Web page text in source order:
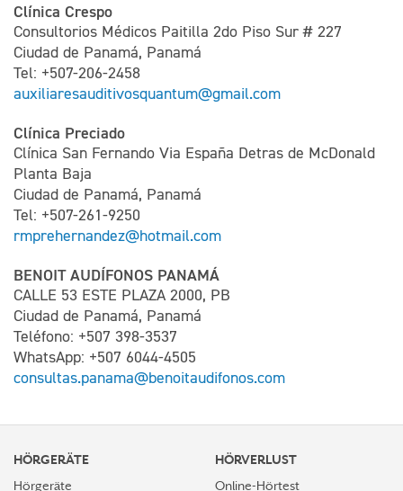
Clínica Crespo
Consultorios Médicos Paitilla 2do Piso Sur # 227
Ciudad de Panamá, Panamá
Tel: +507-206-2458
auxiliaresauditivosquantum@gmail.com
Clínica Preciado
Clínica San Fernando Via España Detras de McDonald
Planta Baja
Ciudad de Panamá, Panamá
Tel: +507-261-9250
rmprehernandez@hotmail.com
BENOIT AUDÍFONOS PANAMÁ
CALLE 53 ESTE PLAZA 2000, PB
Ciudad de Panamá, Panamá
Teléfono: +507 398-3537
WhatsApp: +507 6044-4505
consultas.panama@benoitaudifonos.com
HÖRGERÄTE
Hörgeräte
HÖRVERLUST
Online-Hörtest